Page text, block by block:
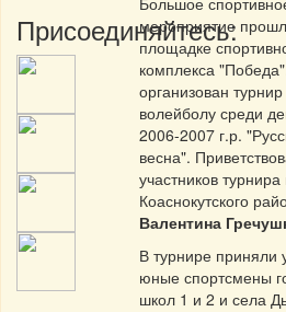
Присоединяйтесь:
мероприятие
площадке
комплекса
организован
волейболу среди
2006-2007 г.р.
весна".
участников турнира
Коаснокутского
Валентина
В турнире приняли
юные спортсмены
школ 1 и 2 и села